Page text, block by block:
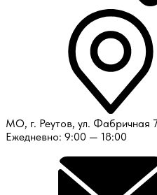
МО, г. Реутов, ул. Фабричная
Ежедневно: 9:00 — 18:00